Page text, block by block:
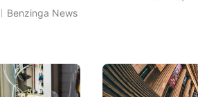
Benzinga News